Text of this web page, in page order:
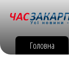
Головна